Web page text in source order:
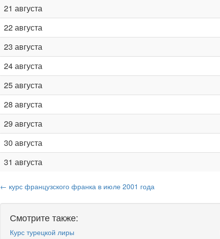
21 августа
22 августа
23 августа
24 августа
25 августа
28 августа
29 августа
30 августа
31 августа
← курс французского франка в июле 2001 года
Смотрите также:
Курс турецкой лиры